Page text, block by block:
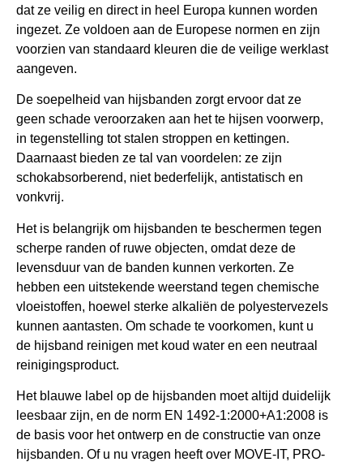
dat ze veilig en direct in heel Europa kunnen worden
ingezet. Ze voldoen aan de Europese normen en zijn
voorzien van standaard kleuren die de veilige werklast
aangeven.
De soepelheid van hijsbanden zorgt ervoor dat ze
geen schade veroorzaken aan het te hijsen voorwerp,
in tegenstelling tot stalen stroppen en kettingen.
Daarnaast bieden ze tal van voordelen: ze zijn
schokabsorberend, niet bederfelijk, antistatisch en
vonkvrij.
Het is belangrijk om hijsbanden te beschermen tegen
scherpe randen of ruwe objecten, omdat deze de
levensduur van de banden kunnen verkorten. Ze
hebben een uitstekende weerstand tegen chemische
vloeistoffen, hoewel sterke alkaliën de polyestervezels
kunnen aantasten. Om schade te voorkomen, kunt u
de hijsband reinigen met koud water en een neutraal
reinigingsproduct.
Het blauwe label op de hijsbanden moet altijd duidelijk
leesbaar zijn, en de norm EN 1492-1:2000+A1:2008 is
de basis voor het ontwerp en de constructie van onze
hijsbanden. Of u nu vragen heeft over MOVE-IT, PRO-